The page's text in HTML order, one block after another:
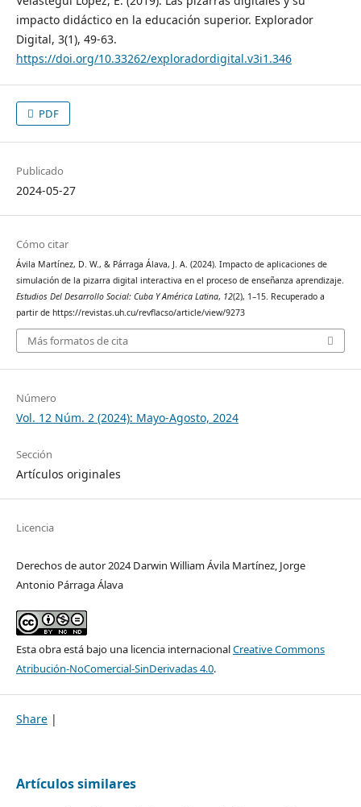
impacto didáctico en la educación superior. Explorador
Digital, 3(1), 49-63.
https://doi.org/10.33262/exploradordigital.v3i1.346
PDF
Publicado
2024-05-27
Cómo citar
Ávila Martínez, D. W., & Párraga Álava, J. A. (2024). Impacto de aplicaciones de
simulación de la pizarra digital interactiva en el proceso de enseñanza aprendizaje.
Estudios Del Desarrollo Social: Cuba Y América Latina, 12(2), 1–15. Recuperado a
partir de https://revistas.uh.cu/revflacso/article/view/9273
Más formatos de cita
Número
Vol. 12 Núm. 2 (2024): Mayo-Agosto, 2024
Sección
Artículos originales
Licencia
Derechos de autor 2024 Darwin William Ávila Martínez, Jorge
Antonio Párraga Álava
Esta obra está bajo una licencia internacionalCreative Commons
Atribución-NoComercial-SinDerivadas 4.0.
Share |
Artículos similares